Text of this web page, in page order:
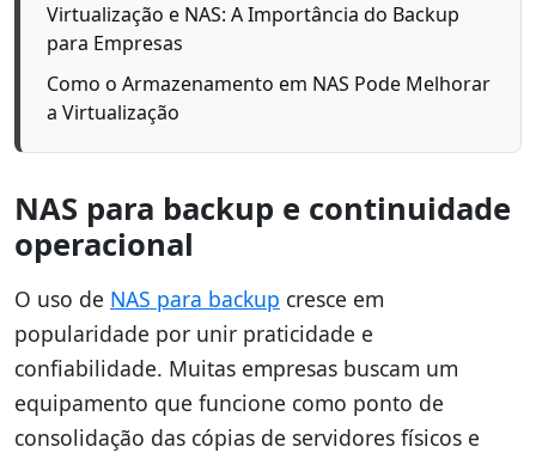
Virtualização e NAS: A Importância do Backup
para Empresas
Como o Armazenamento em NAS Pode Melhorar
a Virtualização
NAS para backup e continuidade
operacional
O uso de NAS para backup cresce em
popularidade por unir praticidade e
confiabilidade. Muitas empresas buscam um
equipamento que funcione como ponto de
consolidação das cópias de servidores físicos e